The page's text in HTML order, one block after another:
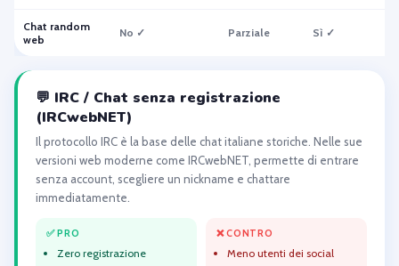
Chat random
web
No ✓ Parziale Sì ✓
💬 IRC / Chat senza registrazione
(IRCwebNET)
Il protocollo IRC è la base delle chat italiane storiche. Nelle sue
versioni web moderne come IRCwebNET, permette di entrare
senza account, scegliere un nickname e chattare
immediatamente.
✅ PRO
Zero registrazione
❌ CONTRO
Meno utenti dei social